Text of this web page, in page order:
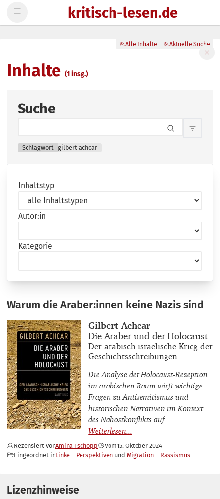
kritisch-lesen.de
Inhalte(1 insg.)
Alle Inhalte Aktuelle Suche
Suche
Schlagwort gilbert achcar
Inhaltstyp
Autor:in
Kategorie
Warum die Araber:innen keine Nazis sind
Buchautor_innen
Gilbert Achcar
Buchtitel
Die Araber und der Holocaust
Buchuntertitel
Der arabisch-israelische Krieg der
Geschichtsschreibungen
Die Analyse der Holocaust-Rezeption
im arabischen Raum wirft wichtige
Fragen zu Antisemitismus und
historischen Narrativen im Kontext
des Nahostkonflikts auf.
Rezensiert vonAmina Tschopp Vom15. Oktober 2024
Eingeordnet inLinke – Perspektiven Migration – Rassismus
Lizenzhinweise